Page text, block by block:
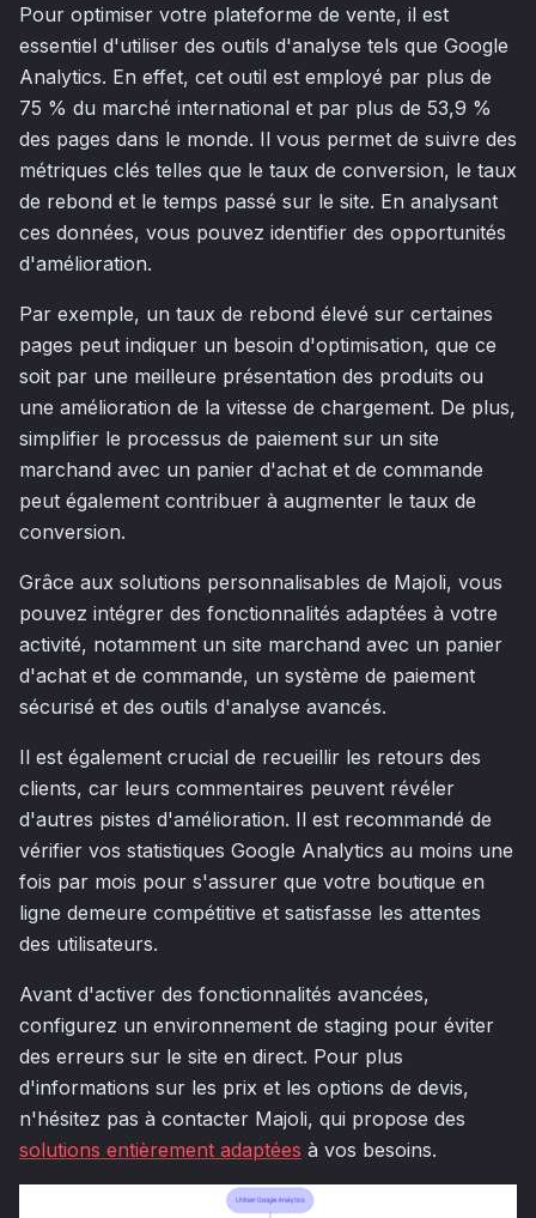
Pour optimiser votre plateforme de vente, il est
essentiel d'utiliser des outils d'analyse tels que Google
Analytics. En effet, cet outil est employé par plus de
75 % du marché international et par plus de 53,9 %
des pages dans le monde. Il vous permet de suivre des
métriques clés telles que le taux de conversion, le taux
de rebond et le temps passé sur le site. En analysant
ces données, vous pouvez identifier des opportunités
d'amélioration.
Par exemple, un taux de rebond élevé sur certaines
pages peut indiquer un besoin d'optimisation, que ce
soit par une meilleure présentation des produits ou
une amélioration de la vitesse de chargement. De plus,
simplifier le processus de paiement sur un site
marchand avec un panier d'achat et de commande
peut également contribuer à augmenter le taux de
conversion.
Grâce aux solutions personnalisables de Majoli, vous
pouvez intégrer des fonctionnalités adaptées à votre
activité, notamment un site marchand avec un panier
d'achat et de commande, un système de paiement
sécurisé et des outils d'analyse avancés.
Il est également crucial de recueillir les retours des
clients, car leurs commentaires peuvent révéler
d'autres pistes d'amélioration. Il est recommandé de
vérifier vos statistiques Google Analytics au moins une
fois par mois pour s'assurer que votre boutique en
ligne demeure compétitive et satisfasse les attentes
des utilisateurs.
Avant d'activer des fonctionnalités avancées,
configurez un environnement de staging pour éviter
des erreurs sur le site en direct. Pour plus
d'informations sur les prix et les options de devis,
n'hésitez pas à contacter Majoli, qui propose des
solutions entièrement adaptées à vos besoins.